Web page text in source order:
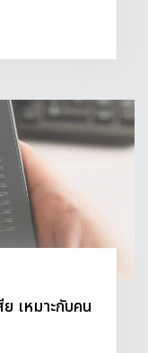
เหมาะกับคน